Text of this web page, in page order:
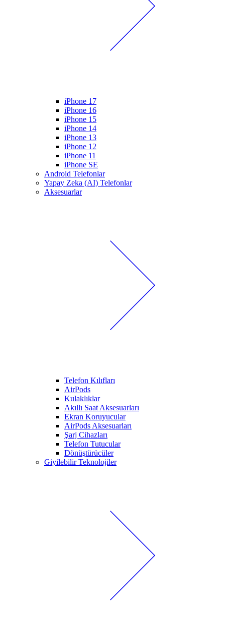
iPhone 17
iPhone 16
iPhone 15
iPhone 14
iPhone 13
iPhone 12
iPhone 11
iPhone SE
Android Telefonlar
Yapay Zeka (AI) Telefonlar
Aksesuarlar
Telefon Kılıfları
AirPods
Kulaklıklar
Akıllı Saat Aksesuarları
Ekran Koruyucular
AirPods Aksesuarları
Şarj Cihazları
Telefon Tutucular
Dönüştürücüler
Giyilebilir Teknolojiler